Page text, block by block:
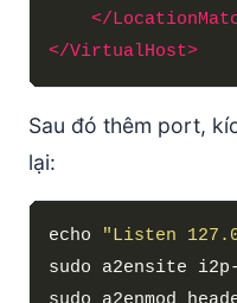
</
</VirtualHost>
Sau đó thêm port,
lại:
echo
"Listen